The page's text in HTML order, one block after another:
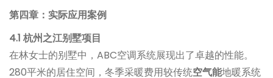
第四章：实际应用案例
4.1 杭州之江别墅项目
在林女士的别墅中，ABC空调系统展现出了卓越的性能。
280平米的居住空间，冬季采暖费用较传统空气能地暖系统